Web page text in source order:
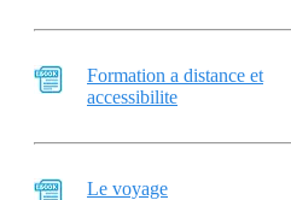
Formation a distance et
accessibilite
Le voyage